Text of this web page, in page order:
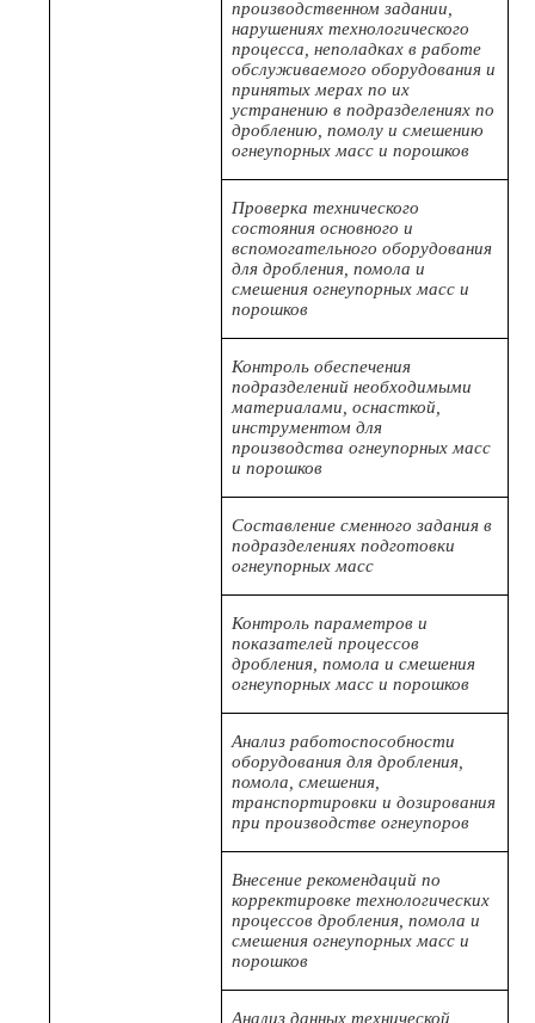
производственном задании,
нарушениях технологического
процесса, неполадках в работе
обслуживаемого оборудования и
принятых мерах по их
устранению в подразделениях по
дроблению, помолу и смешению
огнеупорных масс и порошков
Проверка технического
состояния основного и
вспомогательного оборудования
для дробления, помола и
смешения огнеупорных масс и
порошков
Контроль обеспечения
подразделений необходимыми
материалами, оснасткой,
инструментом для
производства огнеупорных масс
и порошков
Составление сменного задания в
подразделениях подготовки
огнеупорных масс
Контроль параметров и
показателей процессов
дробления, помола и смешения
огнеупорных масс и порошков
Анализ работоспособности
оборудования для дробления,
помола, смешения,
транспортировки и дозирования
при производстве огнеупоров
Внесение рекомендаций по
корректировке технологических
процессов дробления, помола и
смешения огнеупорных масс и
порошков
Анализ данных технической